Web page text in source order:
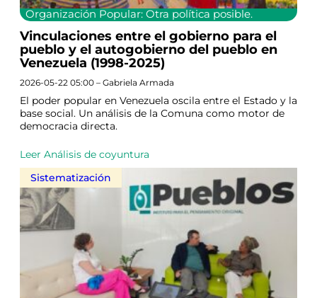
Organización Popular: Otra política posible.
Vinculaciones entre el gobierno para el
pueblo y el autogobierno del pueblo en
Venezuela (1998-2025)
2026-05-22 05:00 – Gabriela Armada
El poder popular en Venezuela oscila entre el Estado y la
base social. Un análisis de la Comuna como motor de
democracia directa.
Leer Análisis de coyuntura
Sistematización